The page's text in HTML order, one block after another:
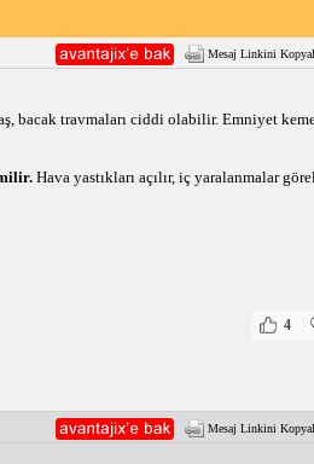
Mesaj Linkini
bacak travmaları ciddi olabilir. Emniyet
Hava yastıkları açılır, iç yaralanmalar
4
Mesaj Linkini